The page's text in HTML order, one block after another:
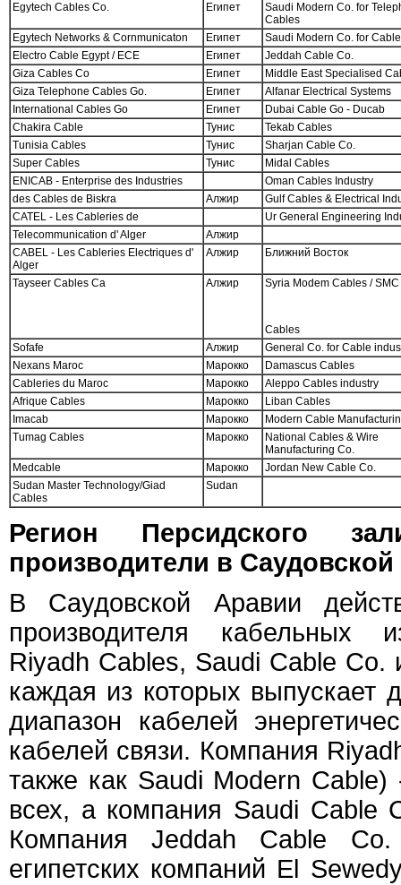
Egytech Cables Co.
Египет
Saudi Modern Co. for
Cables
Egytech Networks & Cornmunicaton
Египет
Saudi Modern Co. for
Electro Cable Egypt / ECE
Египет
Jeddah Cable Co.
Giza Cables Co
Египет
Middle East Specialised
Giza Telephone Cables Go.
Египет
Alfanar Electrical Systems
International Cables Go
Египет
Dubai Cable Go - Ducab
Chakira Cable
Тунис
Tekab Cables
Tunisia Cables
Тунис
Sharjan Cable Co.
Super Cables
Тунис
Midal Cables
ENICAB - Enterprise des Industries
Oman Cables Industry
des Cables de Biskra
Алжир
Gulf Cables & Electrical
CATEL - Les Cableries de
Ur General Engineering
Telecommunication d' Alger
Алжир
CABEL - Les Cableries Electriques d'
Alger
Алжир Ближний Восток
Tayseer Cables Ca Алжир Syria Modem Cables / SMC
Cables
Sofafe
Алжир
General Co. for Cable
Nexans Maroc
Марокко
Damascus Cables
Cableries du Maroc
Марокко
Aleppo Cables industry
Afrique Cables
Марокко
Liban Cables
Imacab
Марокко
Modern Cable
Tumag Cables
Марокко
National Cables & Wire
Manufacturing Co.
Medcable
Марокко
Jordan New Cable Co.
Sudan Master Technology/Giad
Cables
Sudan
Регион Персидского
производители в
В Саудовской Аравии
производителя кабельных
Riyadh Cables, Saudi Cable Co.
каждая из которых выпускает
диапазон кабелей
кабелей связи. Компания
также как Saudi Modern
всех, а компания Saudi Cable
Компания Jeddah Cable
египетских компаний El